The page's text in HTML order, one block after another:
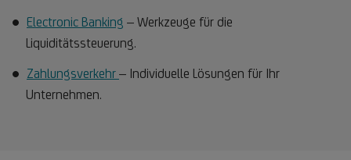
Electronic Banking – Werkzeuge für die
Liquiditätssteuerung.
Zahlungsverkehr – Individuelle Lösungen für Ihr
Unternehmen.